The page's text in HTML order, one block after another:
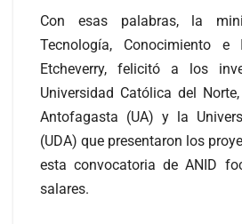
Con esas palabras, la
Tecnología, Conocimiento e
Etcheverry, felicitó a los
Universidad Católica del
Antofagasta (UA) y la
(UDA) que presentaron los
esta convocatoria de ANID
salares.